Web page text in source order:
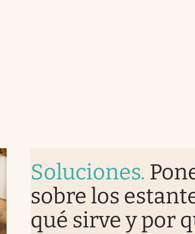
Soluciones.
sobre los
qué sirve y por